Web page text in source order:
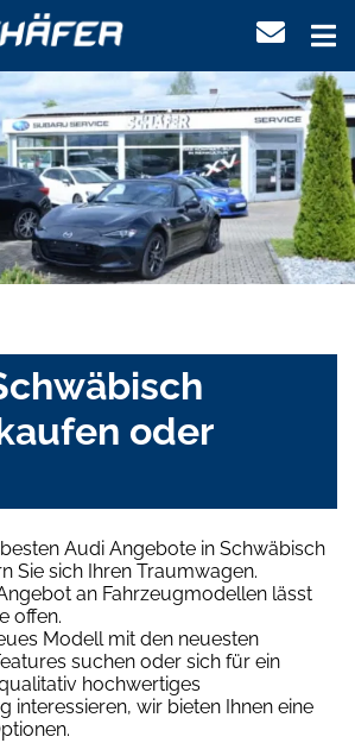
oder
Audi Angebote in Schwäbisch
Sie sich Ihren Traumwagen.
an Fahrzeugmodellen lässt
offen.
Modell mit den neuesten
suchen oder sich für ein
hochwertiges
interessieren, wir bieten Ihnen eine